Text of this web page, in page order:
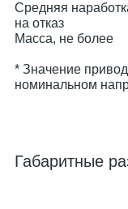
Средняя
на отказ
Масса, не более
* Значение
номинальном
Габаритные